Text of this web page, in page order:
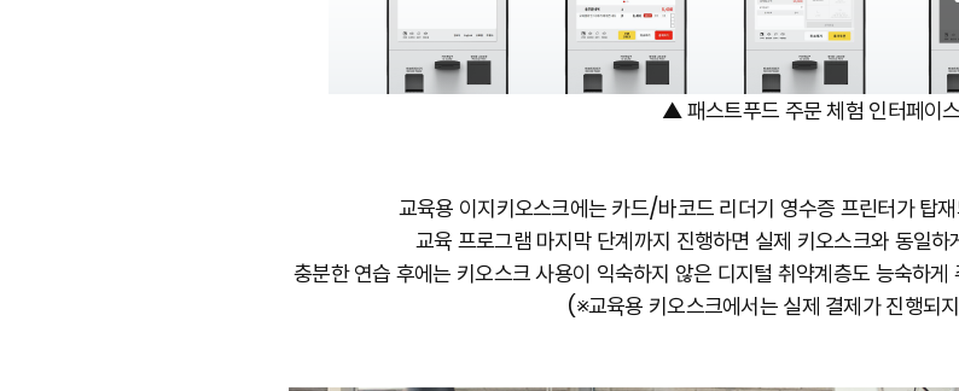
▲ 패스트푸드 주문 체험 인터페이스
교육용 이지키오스크에는 카드/바코드 리더기 영수증 프린터가 탑
교육 프로그램 마지막 단계까지 진행하면 실제 키오스크와 동일
충분한 연습 후에는 키오스크 사용이 익숙하지 않은 디지털 취약계층도 능숙하
(※교육용 키오스크에서는 실제 결제가 진행되